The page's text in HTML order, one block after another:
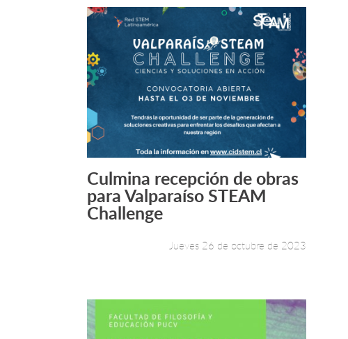
Leer más +
Culmina recepción de obras
para Valparaíso STEAM
Challenge
Jueves 26 de octubre de 2023